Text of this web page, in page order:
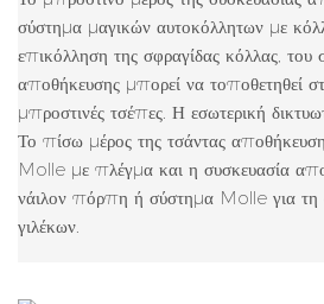
σύστημα μαγικών αυτοκόλλητων με
επικόλληση της σφραγίδας κόλλας,
αποθήκευσης μπορεί να τοποθετηθεί
μπροστινές τσέπες. Η εσωτερική
Το πίσω μέρος της τσάντας
Molle με πλέγμα και η συσκευασία
νάιλον πόρπη ή σύστημα Molle για τη
γιλέκων.